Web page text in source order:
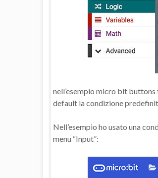
nell’esempio micro bit
default la condizione
Nell’esempio ho usato una
menu “Input”: